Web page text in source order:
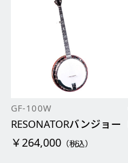
GF-100W
RESONATORバンジョー
￥264,000（税込）